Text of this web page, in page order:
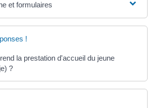
et formulaires
!
la prestation d'accueil du jeune
?